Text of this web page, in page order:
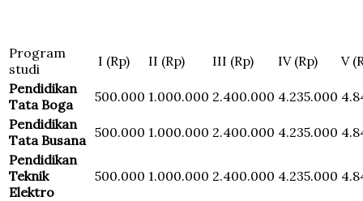
Program
studi
I (Rp) II (Rp) III (Rp) IV (Rp)
V
Pendidikan
Tata Boga
500.000 1.000.000 2.400.000 4.235.000
Pendidikan
Tata Busana 500.000 1.000.000 2.400.000 4.235.000
Pendidikan
Teknik
Elektro
500.000 1.000.000 2.400.000 4.235.000